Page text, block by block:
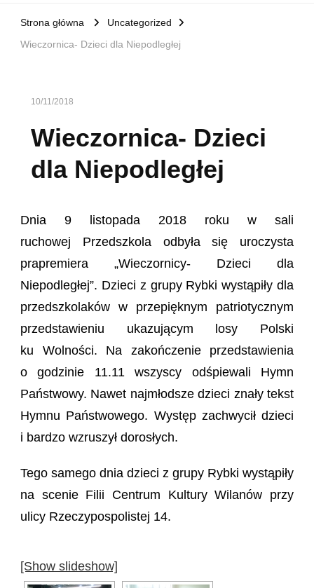
Strona główna
Uncategorized
Wieczornica- Dzieci dla Niepodległej
10/11/2018
Wieczornica- Dzieci
dla Niepodległej
Dnia 9 listopada 2018 roku w sali
ruchowej Przedszkola odbyła się uroczysta
prapremiera „Wieczornicy- Dzieci dla
Niepodległej”. Dzieci z grupy Rybki wystąpiły dla
przedszkolaków w przepięknym patriotycznym
przedstawieniu ukazującym losy Polski
ku Wolności. Na zakończenie przedstawienia
o godzinie 11.11 wszyscy odśpiewali Hymn
Państwowy. Nawet najmłodsze dzieci znały tekst
Hymnu Państwowego. Występ zachwycił dzieci
i bardzo wzruszył dorosłych.
Tego samego dnia dzieci z grupy Rybki wystąpiły
na scenie Filii Centrum Kultury Wilanów przy
ulicy Rzeczypospolistej 14.
[Show slideshow]